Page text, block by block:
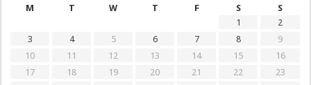
M
T W T F S
S
1
2
3
4 5 6 7 8
9
10
11 12 13 14 15
16
17
18 19 20 21 22
23